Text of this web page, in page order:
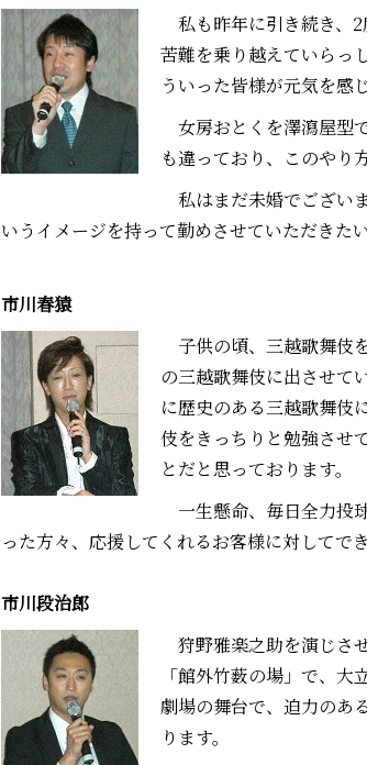
私も昨年に引き続き、
苦難を乗り越えていらっ
ういった皆様が元気を感
女房おとくを澤瀉屋型
も違っており、このやり
私はまだ未婚でござい
いうイメージを持って勤めさせていただきた
市川春猿―――
子供の頃、三越歌舞伎
の三越歌舞伎に出させて
に歴史のある三越歌舞伎
伎をきっちりと勉強させ
とだと思っております。
一生懸命、毎日全力投
った方々、応援してくれるお客様に対してで
市川段治郎―――
狩野雅楽之助を演じさ
「館外竹薮の場」で、
劇場の舞台で、迫力のあ
ります。